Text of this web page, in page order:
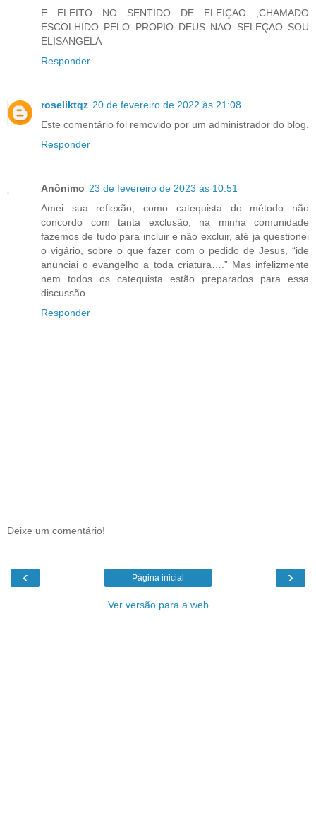
E ELEITO NO SENTIDO DE ELEIÇAO ,CHAMADO
ESCOLHIDO PELO PROPIO DEUS NAO SELEÇAO SOU
ELISANGELA
Responder
roseliktqz 20 de fevereiro de 2022 às 21:08
Este comentário foi removido por um administrador do blog.
Responder
Anônimo 23 de fevereiro de 2023 às 10:51
Amei sua reflexão, como catequista do método não
concordo com tanta exclusão, na minha comunidade
fazemos de tudo para incluir e não excluir, até já questionei
o vigário, sobre o que fazer com o pedido de Jesus, “ide
anunciai o evangelho a toda criatura….” Mas infelizmente
nem todos os catequista estão preparados para essa
discussão.
Responder
Deixe um comentário!
‹ ›
Página inicial
Ver versão para a web